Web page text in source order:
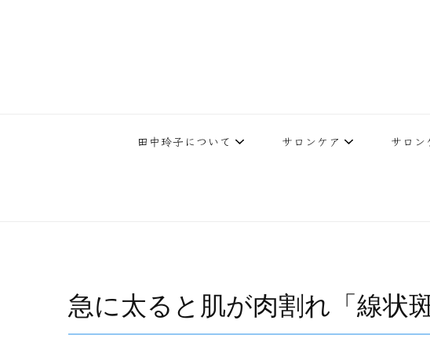
田中玲子について サロンケア サロン
急に太ると肌が肉割れ「線状